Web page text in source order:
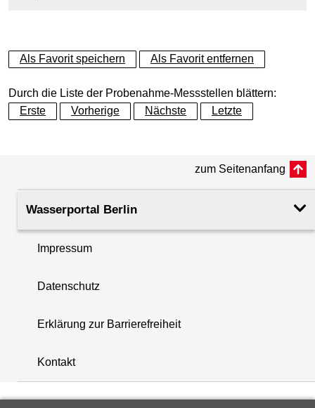
Betreiber Land Berlin
Ausprägung Probenahme
388354.92
Hochwert (UTM 33 N)
Anionen und Kationen
Metalle und Halbmetalle
Vor-Ort-Parameter
+
−
+
−
Als Favorit speichern Als Favorit entfernen
Durch die Liste der Probenahme-Messstellen blättern:
Erste
Vorherige Nächste Letzte
zum Seitenanfang
Wasserportal Berlin
Impressum
Datenschutz
Erklärung zur Barrierefreiheit
Kontakt